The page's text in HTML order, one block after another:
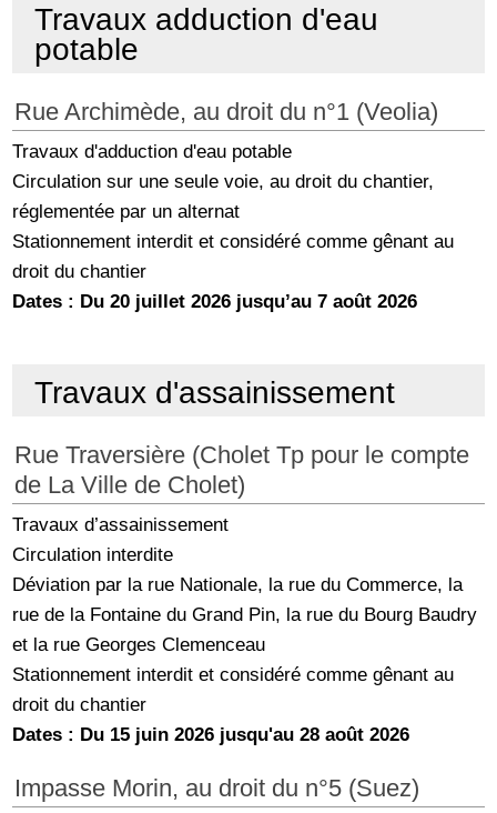
Travaux adduction d'eau
potable
Rue Archimède, au droit du n°1 (Veolia)
Travaux d'adduction d'eau potable
Circulation sur une seule voie, au droit du chantier,
réglementée par un alternat
Stationnement interdit et considéré comme gênant au
droit du chantier
Dates : Du 20 juillet 2026 jusqu’au 7 août 2026
Travaux d'assainissement
Rue Traversière (Cholet Tp pour le compte
de La Ville de Cholet)
Travaux d’assainissement
Circulation interdite
Déviation par la rue Nationale, la rue du Commerce, la
rue de la Fontaine du Grand Pin, la rue du Bourg Baudry
et la rue Georges Clemenceau
Stationnement interdit et considéré comme gênant au
droit du chantier
Dates : Du 15 juin 2026 jusqu'au 28 août 2026
Impasse Morin, au droit du n°5 (Suez)